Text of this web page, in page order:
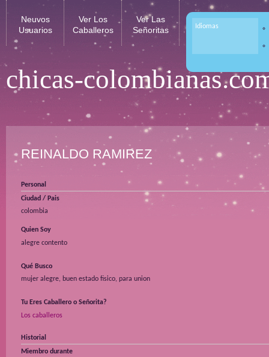
chicas-
Neuvos
Usuarios
Ver Los
Caballeros
Ver Las
Señoritas
Idiomas
REINALDO RAMIREZ
Personal
Ciudad / Pais
colombia
Quien Soy
alegre contento
Qué Busco
mujer alegre, buen estado fisico, para union
Tu Eres Caballero o Señorita?
Los caballeros
Historial
Miembro durante